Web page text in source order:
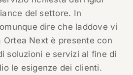
del settore. In
dire che laddove vi
Ortea Next è presente con
soluzioni e servizi al fine di
le esigenze dei clienti.